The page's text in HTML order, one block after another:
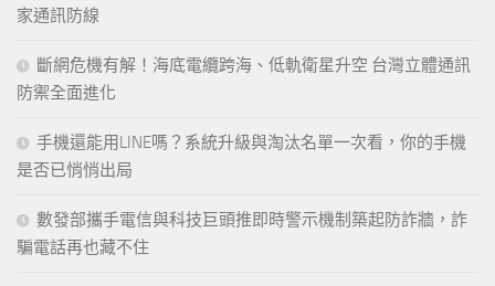
家通訊防線
斷網危機有解！海底電纜跨海、低軌衛星升空 台灣立體通訊
防禦全面進化
手機還能用LINE嗎？系統升級與淘汰名單一次看，你的手機
是否已悄悄出局
數發部攜手電信與科技巨頭推即時警示機制築起防詐牆，詐
騙電話再也藏不住